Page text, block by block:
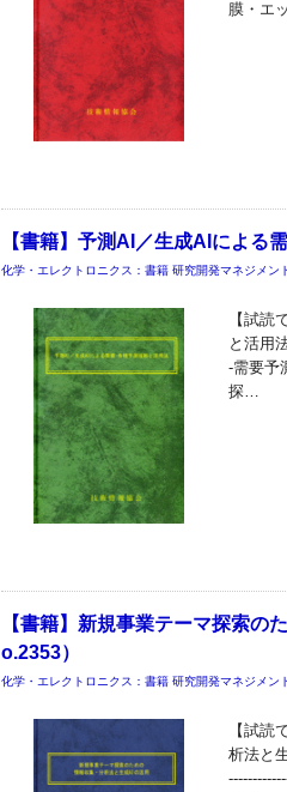
膜・エ
【書籍】予測AI／生成AIによる
化学・エレクトロニクス：書籍 研究開発マネジメン
【試読
と活用
-需要予
探…
【書籍】新規事業テーマ探索の
o.2353）
化学・エレクトロニクス：書籍 研究開発マネジメン
【試読
析法と